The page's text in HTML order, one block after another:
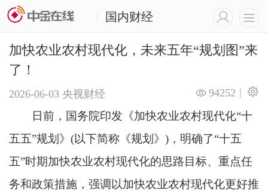
国内财经
加快农业农村现代化，未来五年“规划图”来
了！
2026-06-03 央视财经 |
94252
日前，国务院印发《加快农业农村现代化“十
五五”规划》(以下简称《规划》)，明确了“十五
五”时期加快农业农村现代化的思路目标、重点任
务和政策措施，强调以加快农业农村现代化更好推